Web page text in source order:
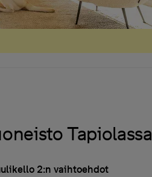
Tapiolassa
2:n vaihtoehdot